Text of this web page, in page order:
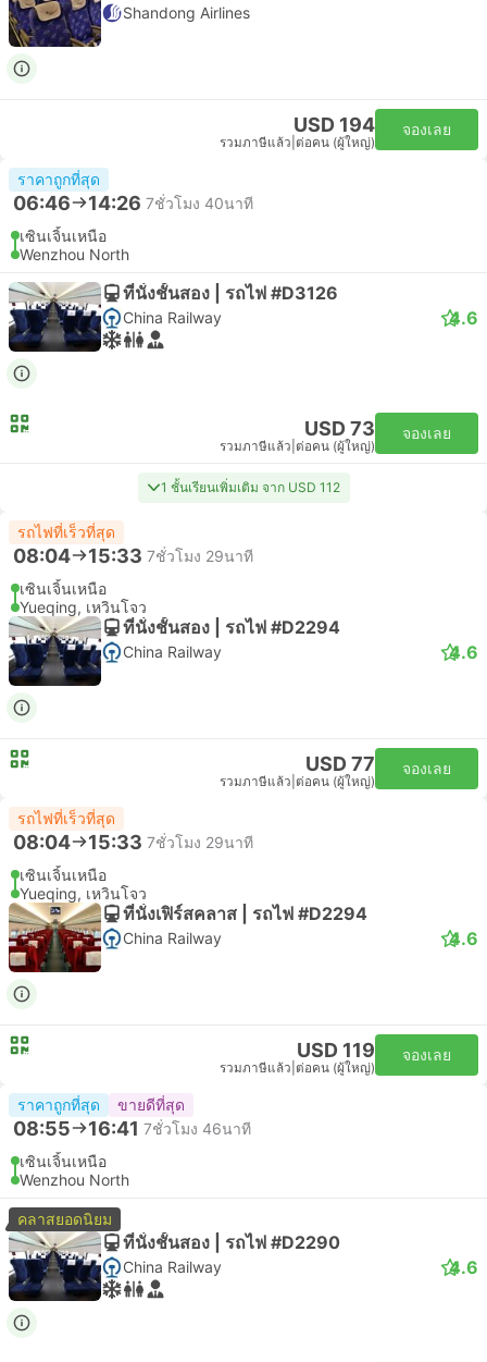
Shandong Airlines
USD 194
รวมภาษีแล้ว ต่อคน (ผู้ใหญ่)
จองเลย
ราคาถูกที่สุด
06:46 14:26 7ชั่วโมง 40นาที
เซินเจิ้นเหนือ
Wenzhou North
ที่นั่งชั้นสอง | รถไฟ #D3126
China Railway 4.6
USD 73
รวมภาษีแล้ว ต่อคน (ผู้ใหญ่)
จองเลย
1 ชั้นเรียนเพิ่มเติม จาก USD 112
รถไฟที่เร็วที่สุด
08:04 15:33 7ชั่วโมง 29นาที
เซินเจิ้นเหนือ
Yueqing, เหวินโจว
ที่นั่งชั้นสอง | รถไฟ #D2294
China Railway 4.6
USD 77
รวมภาษีแล้ว ต่อคน (ผู้ใหญ่)
จองเลย
รถไฟที่เร็วที่สุด
08:04 15:33 7ชั่วโมง 29นาที
เซินเจิ้นเหนือ
Yueqing, เหวินโจว
ที่นั่งเฟิร์สคลาส | รถไฟ #D2294
China Railway 4.6
USD 119
รวมภาษีแล้ว ต่อคน (ผู้ใหญ่)
จองเลย
ราคาถูกที่สุด ขายดีที่สุด
08:55 16:41 7ชั่วโมง 46นาที
เซินเจิ้นเหนือ
Wenzhou North
คลาสยอดนิยม
ที่นั่งชั้นสอง | รถไฟ #D2290
China Railway 4.6